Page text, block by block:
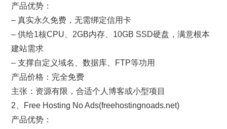
产品优势：
– 真实永久免费，无需绑定信用卡
– 供给1核CPU、2GB内存、10GB SSD硬盘，满意根本
建站需求
– 支撑自定义域名、数据库、FTP等功用
产品价格：完全免费
主张：资源有限，合适个人博客或小型项目
2、Free Hosting No Ads(freehostingnoads.net)
产品优势：